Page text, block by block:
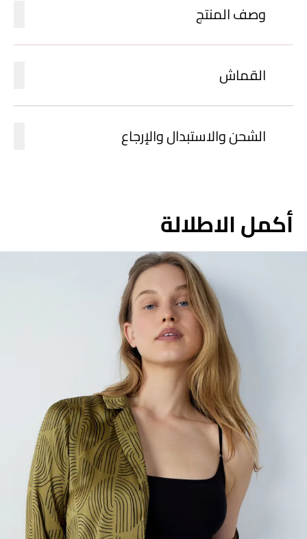
وصف المنتج
القماش
الشحن والاستبدال والإرجاع
أكمل الاطلالة